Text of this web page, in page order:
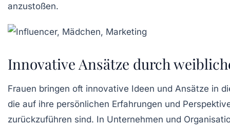
anzustoßen.
Innovative Ansätze durch
Frauen bringen oft innovative Ideen und Ansätze in
die auf ihre persönlichen Erfahrungen und
zurückzuführen sind. In Unternehmen und